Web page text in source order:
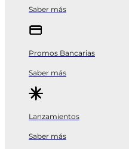
Saber más
Promos Bancarias
Saber más
Lanzamientos
Saber más